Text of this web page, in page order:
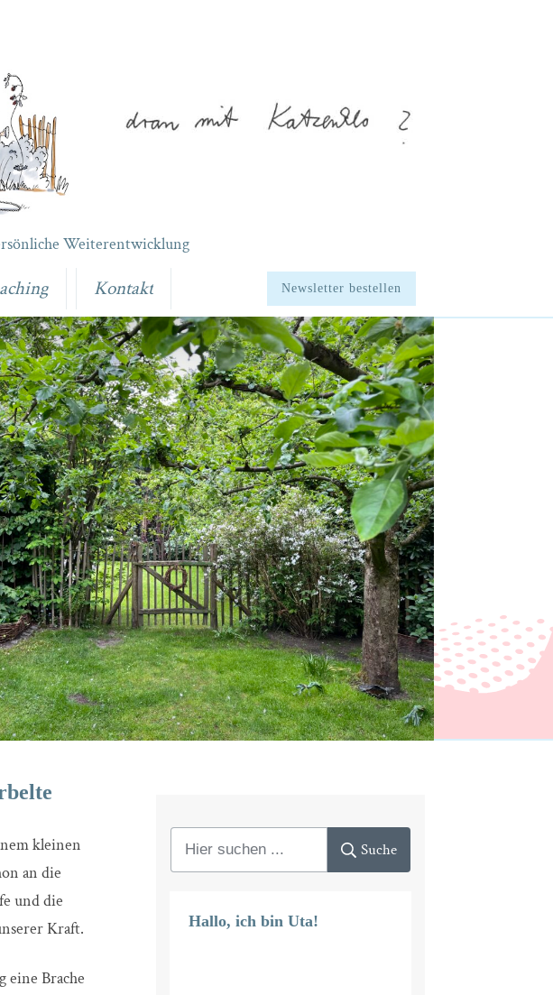
Weiterentwicklung
Kontakt Newsletter bestellen
kleinen
an die
und die
Kraft.
eine Brache
Suche
Hallo, ich bin Uta!